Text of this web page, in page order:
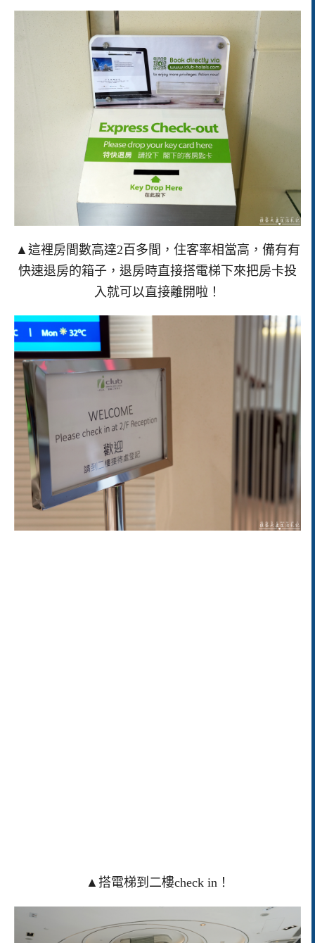
▲這裡房間數高達2百多間，住客率相當高，備有有
快速退房的箱子，退房時直接搭電梯下來把房卡投
入就可以直接離開啦！
▲搭電梯到二樓check in！